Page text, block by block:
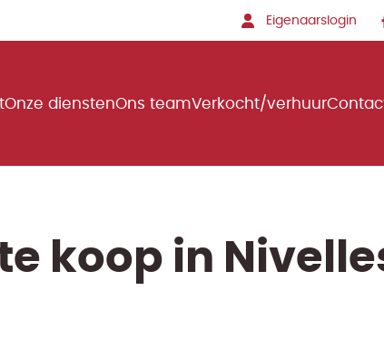
Eigenaarslogin
Onze dienstenOns teamVerkocht/verhuur
koop in